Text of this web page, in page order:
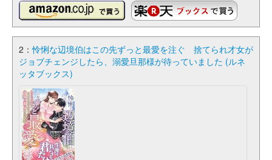
2：怜悧な辺境伯はこの先ずっと最愛を注ぐ 捨てられ才女が
ジョブチェンジしたら、溺愛旦那様が待っていました (ルネ
ッタブックス)